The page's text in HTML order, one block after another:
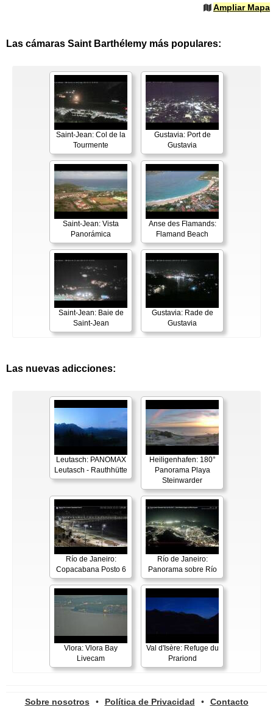
Ampliar Mapa
Las cámaras Saint Barthélemy más populares:
Saint-Jean: Col de la
Tourmente
Gustavia: Port de
Gustavia
Saint-Jean: Vista
Panorámica
Anse des Flamands:
Flamand Beach
Saint-Jean: Baie de
Saint-Jean
Gustavia: Rade de
Gustavia
Las nuevas adicciones:
Leutasch: PANOMAX
Leutasch - Rauthhütte
Heiligenhafen: 180°
Panorama Playa
Steinwarder
Río de Janeiro:
Copacabana Posto 6
Río de Janeiro:
Panorama sobre Río
Vlora: Vlora Bay
Livecam
Val d'Isère: Refuge du
Prariond
Sobre nosotros • Política de Privacidad • Contacto